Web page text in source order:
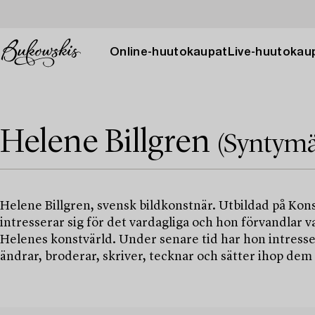
Online-huutokaupat Live-
Helene Billgren
Helene Billgren, svensk bildkonstnär. Utbildad på
intresserar sig för det vardagliga och hon förvandlar
Helenes konstvärld. Under senare tid har hon
ändrar, broderar, skriver, tecknar och sätter ihop